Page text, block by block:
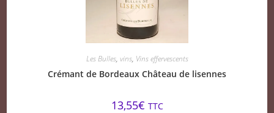
Les Bulles, vins, Vins effervescents
Crémant de Bordeaux Château de lisennes
13,55€ TTC